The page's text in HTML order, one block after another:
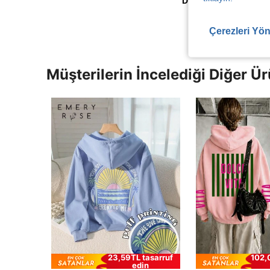
Müşterilerin İncelediği Diğer
23,59TL tasarruf
edin
Çerezleri